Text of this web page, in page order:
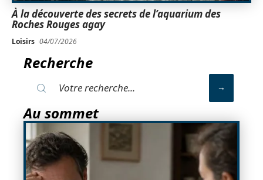
À la découverte des secrets de l’aquarium des
Roches Rouges agay
Loisirs 04/07/2026
Recherche
Au sommet